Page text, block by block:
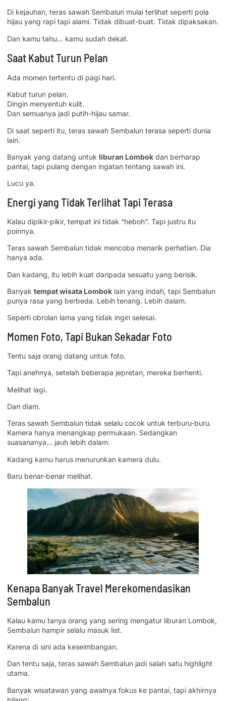
Di kejauhan, teras sawah Sembalun mulai terlihat seperti pola
hijau yang rapi tapi alami. Tidak dibuat-buat. Tidak dipaksakan.
Dan kamu tahu… kamu sudah dekat.
Saat Kabut Turun Pelan
Ada momen tertentu di pagi hari.
Kabut turun pelan.
Dingin menyentuh kulit.
Dan semuanya jadi putih-hijau samar.
Di saat seperti itu, teras sawah Sembalun terasa seperti dunia
lain.
Banyak yang datang untuk liburan Lombok dan berharap
pantai, tapi pulang dengan ingatan tentang sawah ini.
Lucu ya.
Energi yang Tidak Terlihat Tapi Terasa
Kalau dipikir-pikir, tempat ini tidak “heboh”. Tapi justru itu
poinnya.
Teras sawah Sembalun tidak mencoba menarik perhatian. Dia
hanya ada.
Dan kadang, itu lebih kuat daripada sesuatu yang berisik.
Banyak tempat wisata Lombok lain yang indah, tapi Sembalun
punya rasa yang berbeda. Lebih tenang. Lebih dalam.
Seperti obrolan lama yang tidak ingin selesai.
Momen Foto, Tapi Bukan Sekadar Foto
Tentu saja orang datang untuk foto.
Tapi anehnya, setelah beberapa jepretan, mereka berhenti.
Melihat lagi.
Dan diam.
Teras sawah Sembalun tidak selalu cocok untuk terburu-buru.
Kamera hanya menangkap permukaan. Sedangkan
suasananya… jauh lebih dalam.
Kadang kamu harus menurunkan kamera dulu.
Baru benar-benar melihat.
Kenapa Banyak Travel Merekomendasikan
Sembalun
Kalau kamu tanya orang yang sering mengatur liburan Lombok,
Sembalun hampir selalu masuk list.
Karena di sini ada keseimbangan.
Dan tentu saja, teras sawah Sembalun jadi salah satu highlight
utama.
Banyak wisatawan yang awalnya fokus ke pantai, tapi akhirnya